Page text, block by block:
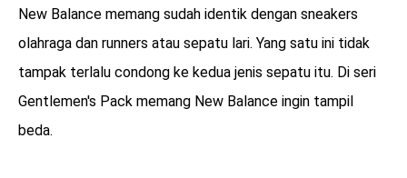
New Balance memang sudah identik dengan sneakers
olahraga dan runners atau sepatu lari. Yang satu ini tidak
tampak terlalu condong ke kedua jenis sepatu itu. Di seri
Gentlemen's Pack memang New Balance ingin tampil
beda.